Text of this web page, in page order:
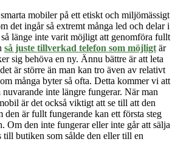
mobiler på ett etiskt och miljömässigt
det ingår så extremt många led och delar i
länge inte varit möjligt att genomföra fullt
så juste tillverkad telefon som möjligt är
sig behöva en ny. Ännu bättre är att leta
är större än man kan tro även av relativt
många byter så ofta. Detta kommer vi att
inte längre fungerar. När man
är det också viktigt att se till att den
den är fullt fungerande kan ett första steg
Om den inte fungerar eller inte går att sälja
till butiken som sålde den eller till en